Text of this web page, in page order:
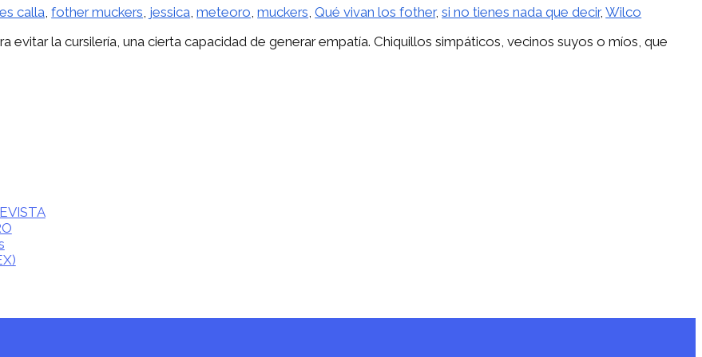
calla,fother muckers, jessica,meteoro,muckers,Qué vivan los fother,si no tienes nada que decir,Wilco
evitar la cursilería, una cierta capacidad de generar empatía. Chiquillos simpáticos, vecinos suyos o míos, que